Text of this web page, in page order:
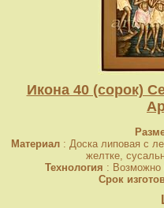
Икона 40 (сорок)
Материал: Доска липовая с
желтке,
Технология : Возможно
Срок